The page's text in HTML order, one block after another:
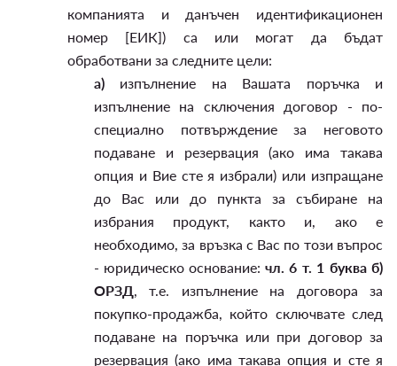
компанията и данъчен идентификационен
номер [ЕИК]) са или могат да бъдат
обработвани за следните цели:
а) изпълнение на Вашата поръчка и
изпълнение на сключения договор - по-
специално потвърждение за неговото
подаване и резервация (ако има такава
опция и Вие сте я избрали) или изпращане
до Вас или до пункта за събиране на
избрания продукт, както и, ако е
необходимо, за връзка с Вас по този въпрос
- юридическо основание: чл. 6 т. 1 буква б)
ОРЗД, т.е. изпълнение на договора за
покупко-продажба, който сключвате след
подаване на поръчка или при договор за
резервация (ако има такава опция и сте я